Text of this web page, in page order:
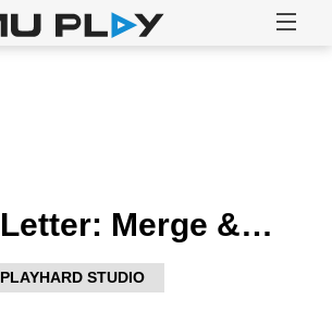
Queen’s Letter: Merge & Story
PLAYHARD STUDIO